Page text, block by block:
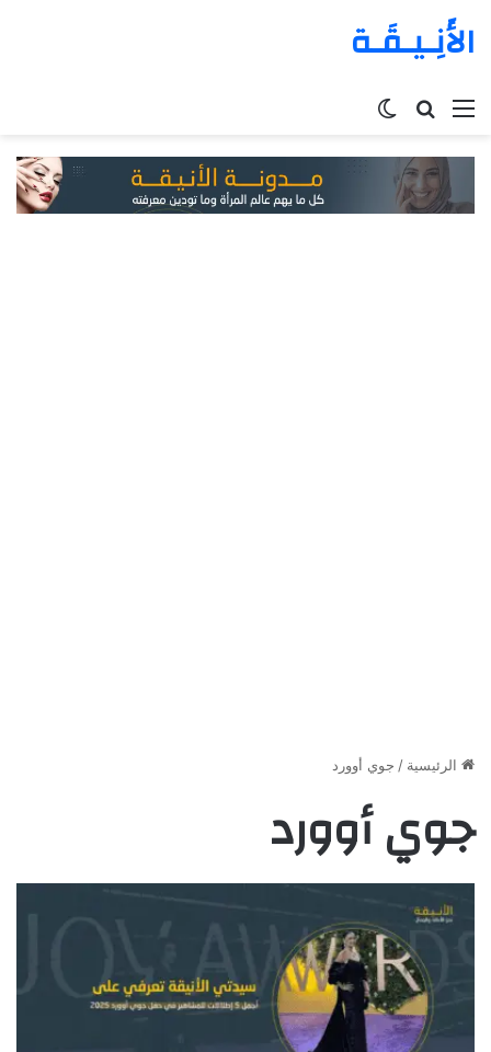
الأَنِـيـقَـة
القائمة بحث
الرئيسية / جوي أوورد
جوي أوورد